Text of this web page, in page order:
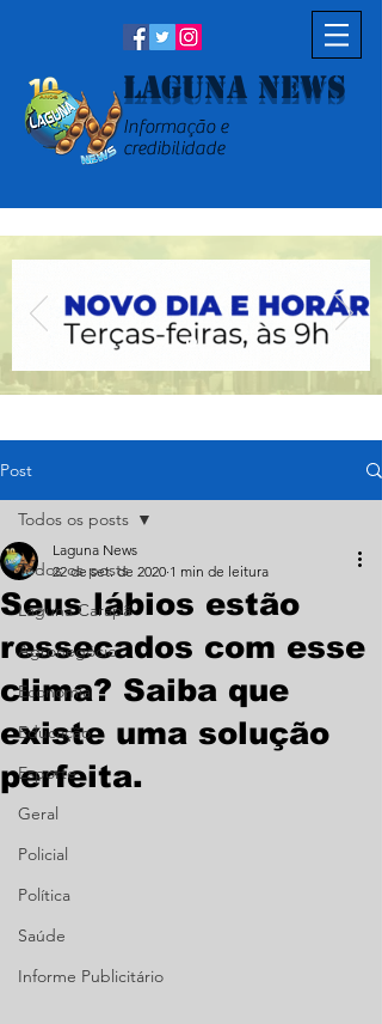
Laguna News
Informação e
credibilidade
Post
Todos os posts
Laguna Carapã
Agronegócio
Economia
Educação
Esporte
Geral
Policial
Política
Saúde
Informe Publicitário
Todos os posts
Seus lábios estão
ressecados com esse
clima? Saiba que
existe uma solução
perfeita.
Laguna News
22 de set. de 2020 1 min de leitura